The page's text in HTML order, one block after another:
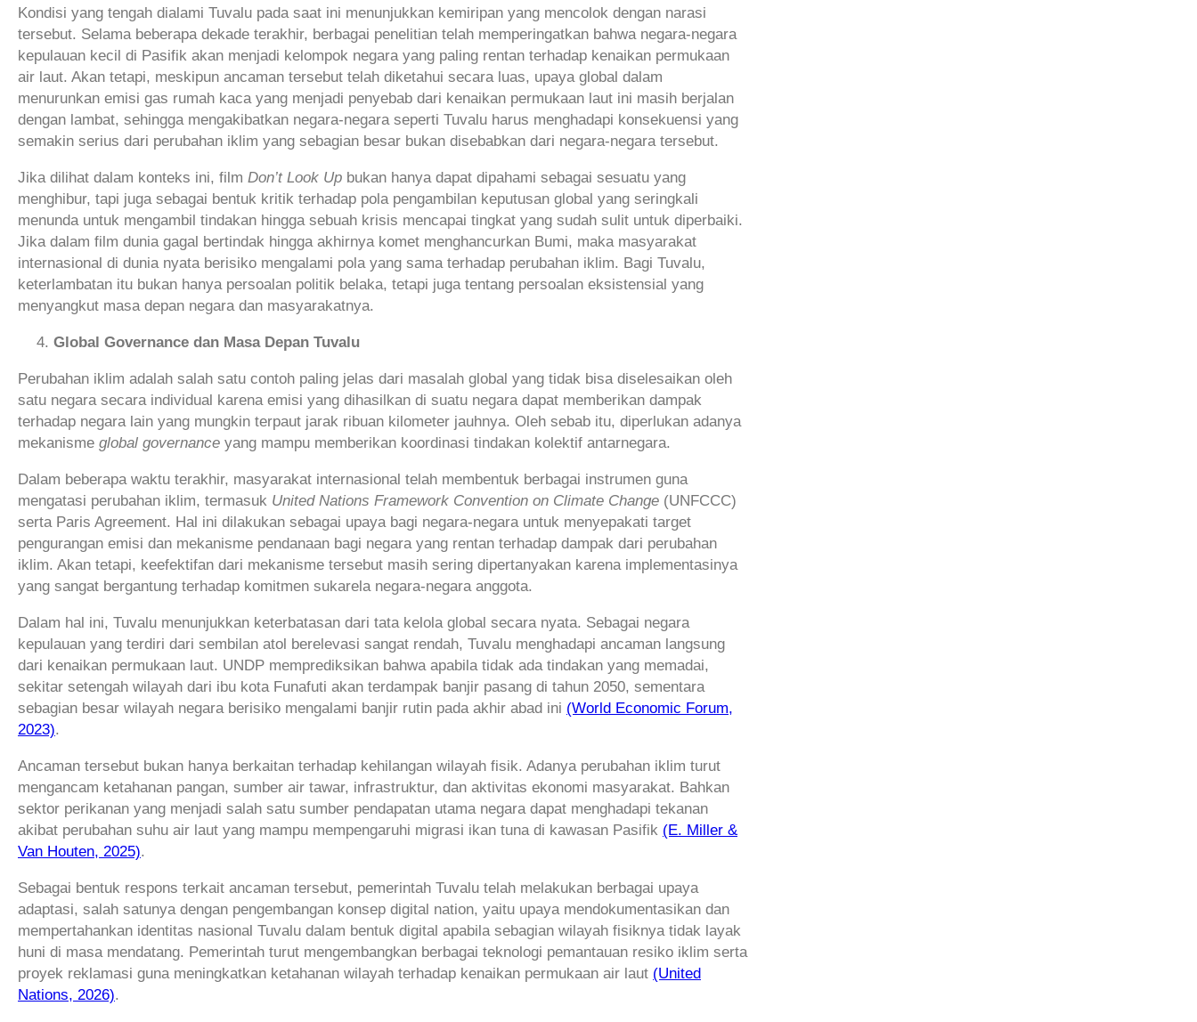
Kondisi yang tengah dialami Tuvalu pada saat ini menunjukkan kemiripan yang mencolok dengan narasi
tersebut. Selama beberapa dekade terakhir, berbagai penelitian telah memperingatkan bahwa negara-negara
kepulauan kecil di Pasifik akan menjadi kelompok negara yang paling rentan terhadap kenaikan permukaan
air laut. Akan tetapi, meskipun ancaman tersebut telah diketahui secara luas, upaya global dalam
menurunkan emisi gas rumah kaca yang menjadi penyebab dari kenaikan permukaan laut ini masih berjalan
dengan lambat, sehingga mengakibatkan negara-negara seperti Tuvalu harus menghadapi konsekuensi yang
semakin serius dari perubahan iklim yang sebagian besar bukan disebabkan dari negara-negara tersebut.
Jika dilihat dalam konteks ini, film Don’t Look Up bukan hanya dapat dipahami sebagai sesuatu yang
menghibur, tapi juga sebagai bentuk kritik terhadap pola pengambilan keputusan global yang seringkali
menunda untuk mengambil tindakan hingga sebuah krisis mencapai tingkat yang sudah sulit untuk diperbaiki.
Jika dalam film dunia gagal bertindak hingga akhirnya komet menghancurkan Bumi, maka masyarakat
internasional di dunia nyata berisiko mengalami pola yang sama terhadap perubahan iklim. Bagi Tuvalu,
keterlambatan itu bukan hanya persoalan politik belaka, tetapi juga tentang persoalan eksistensial yang
menyangkut masa depan negara dan masyarakatnya.
Global Governance dan Masa Depan Tuvalu
Perubahan iklim adalah salah satu contoh paling jelas dari masalah global yang tidak bisa diselesaikan oleh
satu negara secara individual karena emisi yang dihasilkan di suatu negara dapat memberikan dampak
terhadap negara lain yang mungkin terpaut jarak ribuan kilometer jauhnya. Oleh sebab itu, diperlukan adanya
mekanisme global governance yang mampu memberikan koordinasi tindakan kolektif antarnegara.
Dalam beberapa waktu terakhir, masyarakat internasional telah membentuk berbagai instrumen guna
mengatasi perubahan iklim, termasuk United Nations Framework Convention on Climate Change (UNFCCC)
serta Paris Agreement. Hal ini dilakukan sebagai upaya bagi negara-negara untuk menyepakati target
pengurangan emisi dan mekanisme pendanaan bagi negara yang rentan terhadap dampak dari perubahan
iklim. Akan tetapi, keefektifan dari mekanisme tersebut masih sering dipertanyakan karena implementasinya
yang sangat bergantung terhadap komitmen sukarela negara-negara anggota.
Dalam hal ini, Tuvalu menunjukkan keterbatasan dari tata kelola global secara nyata. Sebagai negara
kepulauan yang terdiri dari sembilan atol berelevasi sangat rendah, Tuvalu menghadapi ancaman langsung
dari kenaikan permukaan laut. UNDP memprediksikan bahwa apabila tidak ada tindakan yang memadai,
sekitar setengah wilayah dari ibu kota Funafuti akan terdampak banjir pasang di tahun 2050, sementara
sebagian besar wilayah negara berisiko mengalami banjir rutin pada akhir abad ini (World Economic Forum,
2023).
Ancaman tersebut bukan hanya berkaitan terhadap kehilangan wilayah fisik. Adanya perubahan iklim turut
mengancam ketahanan pangan, sumber air tawar, infrastruktur, dan aktivitas ekonomi masyarakat. Bahkan
sektor perikanan yang menjadi salah satu sumber pendapatan utama negara dapat menghadapi tekanan
akibat perubahan suhu air laut yang mampu mempengaruhi migrasi ikan tuna di kawasan Pasifik (E. Miller &
Van Houten, 2025).
Sebagai bentuk respons terkait ancaman tersebut, pemerintah Tuvalu telah melakukan berbagai upaya
adaptasi, salah satunya dengan pengembangan konsep digital nation, yaitu upaya mendokumentasikan dan
mempertahankan identitas nasional Tuvalu dalam bentuk digital apabila sebagian wilayah fisiknya tidak layak
huni di masa mendatang. Pemerintah turut mengembangkan berbagai teknologi pemantauan resiko iklim serta
proyek reklamasi guna meningkatkan ketahanan wilayah terhadap kenaikan permukaan air laut (United
Nations, 2026).